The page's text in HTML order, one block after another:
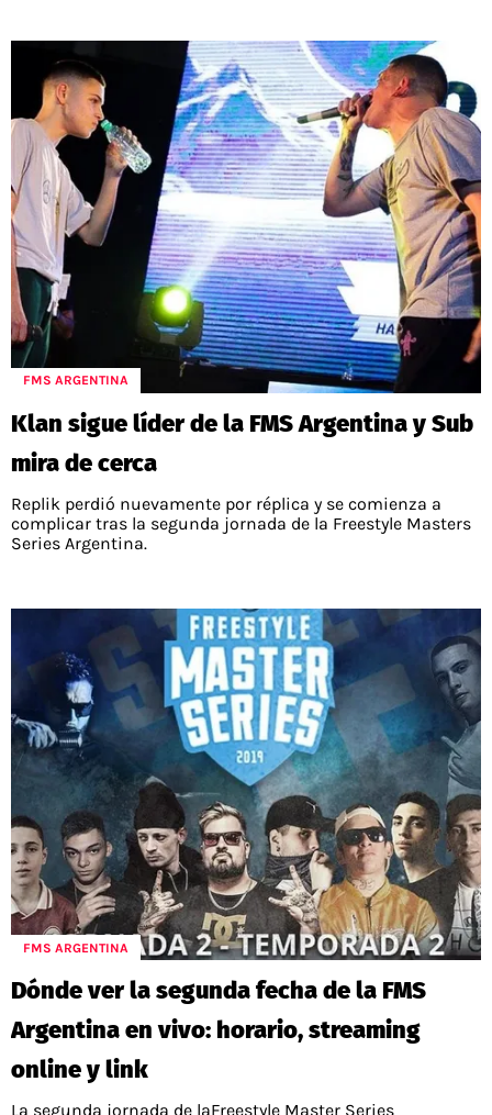
FMS ARGENTINA
Klan sigue líder de la FMS Argentina y Sub
mira de cerca
Replik perdió nuevamente por réplica y se comienza a
complicar tras la segunda jornada de la Freestyle Masters
Series Argentina.
FMS ARGENTINA
Dónde ver la segunda fecha de la FMS
Argentina en vivo: horario, streaming
online y link
La segunda jornada de laFreestyle Master Series